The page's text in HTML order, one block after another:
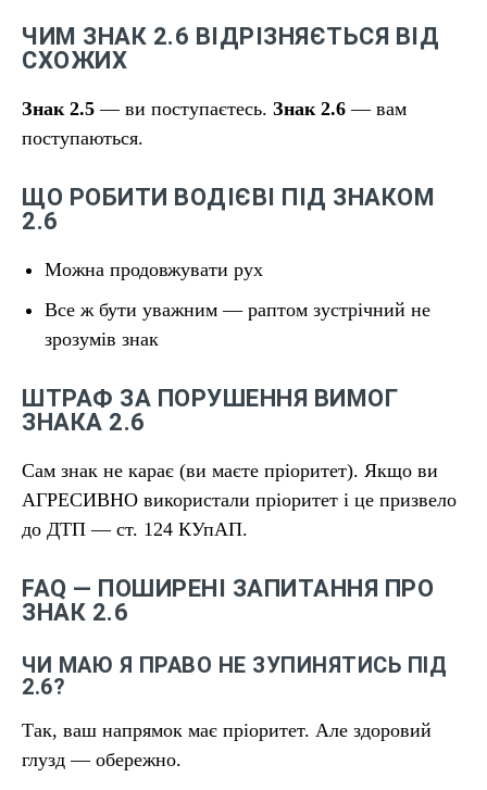
ЧИМ ЗНАК 2.6 ВІДРІЗНЯЄТЬСЯ ВІД
СХОЖИХ
Знак 2.5 — ви поступаєтесь. Знак 2.6 — вам
поступаються.
ЩО РОБИТИ ВОДІЄВІ ПІД ЗНАКОМ
2.6
Можна продовжувати рух
Все ж бути уважним — раптом зустрічний не
зрозумів знак
ШТРАФ ЗА ПОРУШЕННЯ ВИМОГ
ЗНАКА 2.6
Сам знак не карає (ви маєте пріоритет). Якщо ви
АГРЕСИВНО використали пріоритет і це призвело
до ДТП — ст. 124 КУпАП.
FAQ — ПОШИРЕНІ ЗАПИТАННЯ ПРО
ЗНАК 2.6
ЧИ МАЮ Я ПРАВО НЕ ЗУПИНЯТИСЬ ПІД
2.6?
Так, ваш напрямок має пріоритет. Але здоровий
глузд — обережно.